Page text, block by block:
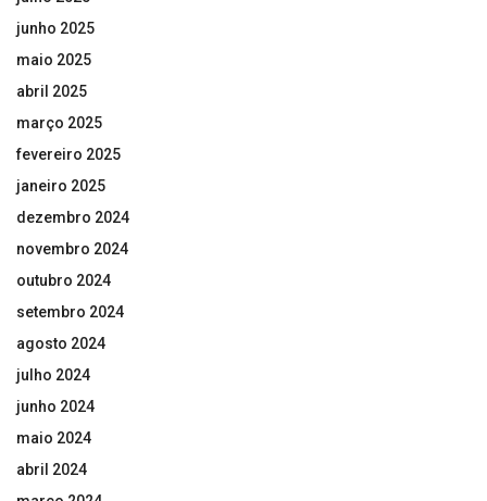
junho 2025
maio 2025
abril 2025
março 2025
fevereiro 2025
janeiro 2025
dezembro 2024
novembro 2024
outubro 2024
setembro 2024
agosto 2024
julho 2024
junho 2024
maio 2024
abril 2024